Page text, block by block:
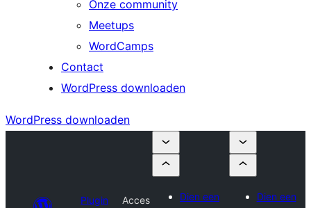
Onze community
Meetups
WordCamps
Contact
WordPress downloaden
WordPress downloaden
Plugin
Acces
Dien een
Dien een